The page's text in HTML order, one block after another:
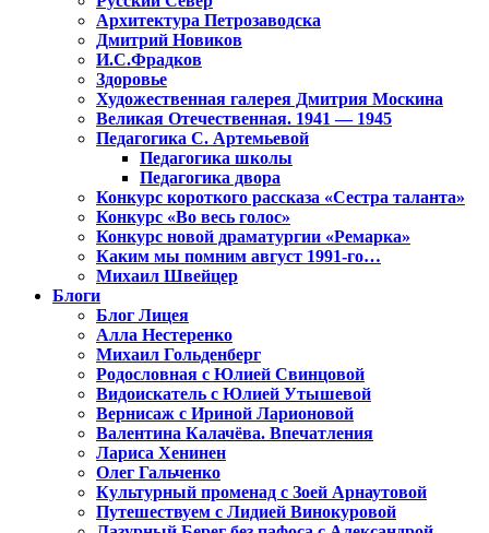
Архитектура Петрозаводска
Дмитрий Новиков
И.С.Фрадков
Здоровье
Художественная галерея Дмитрия Москина
Великая Отечественная. 1941 — 1945
Педагогика С. Артемьевой
Педагогика школы
Педагогика двора
Конкурс короткого рассказа «Сестра таланта»
Конкурс «Во весь голос»
Конкурс новой драматургии «Ремарка»
Каким мы помним август 1991-го…
Михаил Швейцер
Блоги
Блог Лицея
Алла Нестеренко
Михаил Гольденберг
Родословная с Юлией Свинцовой
Видоискатель с Юлией Утышевой
Вернисаж с Ириной Ларионовой
Валентина Калачёва. Впечатления
Лариса Хенинен
Олег Гальченко
Культурный променад с Зоей Арнаутовой
Путешествуем с Лидией Винокуровой